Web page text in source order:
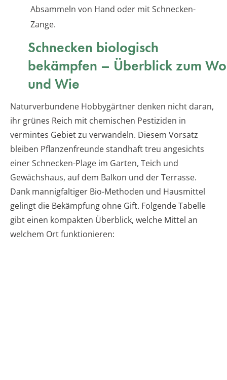
Absammeln von Hand oder mit Schnecken-
Zange.
Schnecken biologisch
bekämpfen – Überblick zum Wo
und Wie
Naturverbundene Hobbygärtner denken nicht daran,
ihr grünes Reich mit chemischen Pestiziden in
vermintes Gebiet zu verwandeln. Diesem Vorsatz
bleiben Pflanzenfreunde standhaft treu angesichts
einer Schnecken-Plage im Garten, Teich und
Gewächshaus, auf dem Balkon und der Terrasse.
Dank mannigfaltiger Bio-Methoden und Hausmittel
gelingt die Bekämpfung ohne Gift. Folgende Tabelle
gibt einen kompakten Überblick, welche Mittel an
welchem Ort funktionieren: